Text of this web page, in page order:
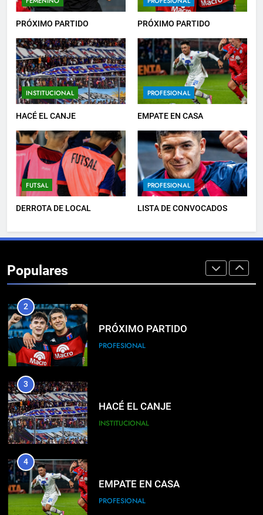
PRÓXIMO PARTIDO PRÓXIMO PARTIDO
INSTITUCIONAL
HACÉ EL CANJE
PROFESIONAL
EMPATE EN CASA
FUTSAL
DERROTA DE LOCAL
PROFESIONAL
LISTA DE CONVOCADOS
Populares
LISTA DE CONVOCADOS
7
EMPATÓ LA RESERVA
8
TRIUNFAZO
FEMENINO
2
PRÓXIMO PARTIDO
PROFESIONAL
3
HACÉ EL CANJE
INSTITUCIONAL
4
EMPATE EN CASA
PROFESIONAL